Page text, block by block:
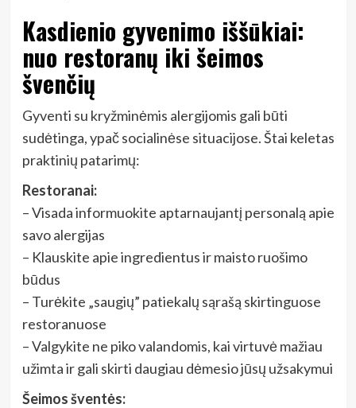
Kasdienio gyvenimo iššūkiai:
nuo restoranų iki šeimos
švenčių
Gyventi su kryžminėmis alergijomis gali būti
sudėtinga, ypač socialinėse situacijose. Štai keletas
praktinių patarimų:
Restoranai:
– Visada informuokite aptarnaujantį personalą apie
savo alergijas
– Klauskite apie ingredientus ir maisto ruošimo
būdus
– Turėkite „saugių” patiekalų sąrašą skirtinguose
restoranuose
– Valgykite ne piko valandomis, kai virtuvė mažiau
užimta ir gali skirti daugiau dėmesio jūsų užsakymui
Šeimos šventės: